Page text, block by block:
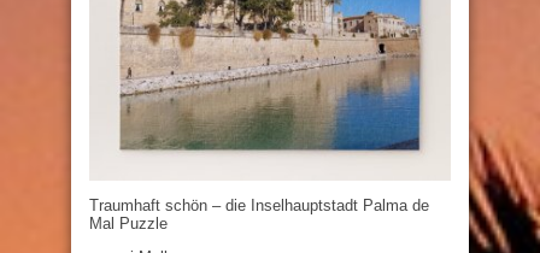
Traumhaft schön – die Inselhauptstadt Palma de
Mal Puzzle